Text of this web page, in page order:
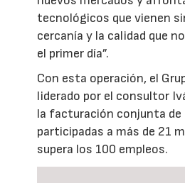
tecnológicos que vienen
cercanía y la calidad que
el primer día”.
Con esta operación, el
liderado por el consultor
la facturación conjunta de
participadas a más de 21
supera los 100 empleos.